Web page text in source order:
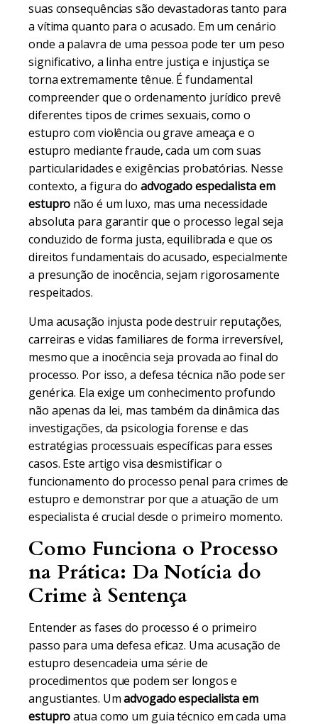
suas consequências são devastadoras tanto para
a vítima quanto para o acusado. Em um cenário
onde a palavra de uma pessoa pode ter um peso
significativo, a linha entre justiça e injustiça se
torna extremamente tênue. É fundamental
compreender que o ordenamento jurídico prevê
diferentes tipos de crimes sexuais, como o
estupro com violência ou grave ameaça e o
estupro mediante fraude, cada um com suas
particularidades e exigências probatórias. Nesse
contexto, a figura do advogado especialista em
estupro não é um luxo, mas uma necessidade
absoluta para garantir que o processo legal seja
conduzido de forma justa, equilibrada e que os
direitos fundamentais do acusado, especialmente
a presunção de inocência, sejam rigorosamente
respeitados.
Uma acusação injusta pode destruir reputações,
carreiras e vidas familiares de forma irreversível,
mesmo que a inocência seja provada ao final do
processo. Por isso, a defesa técnica não pode ser
genérica. Ela exige um conhecimento profundo
não apenas da lei, mas também da dinâmica das
investigações, da psicologia forense e das
estratégias processuais específicas para esses
casos. Este artigo visa desmistificar o
funcionamento do processo penal para crimes de
estupro e demonstrar por que a atuação de um
especialista é crucial desde o primeiro momento.
Como Funciona o Processo
na Prática: Da Notícia do
Crime à Sentença
Entender as fases do processo é o primeiro
passo para uma defesa eficaz. Uma acusação de
estupro desencadeia uma série de
procedimentos que podem ser longos e
angustiantes. Umadvogado especialista em
estuproatua como um guia técnico em cada uma